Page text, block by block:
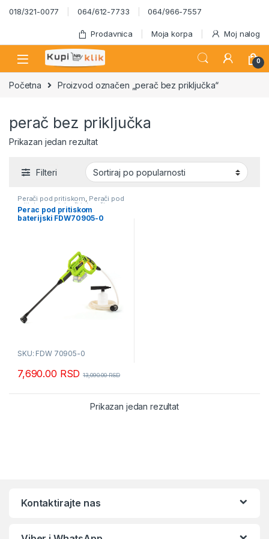
Skip to navigation
Skip to content
018/321-0077 064/612-7733 064/966-7557
Prodavnica Moja korpa Moj nalog
0
Početna Proizvod označen „perač bez priključka“
perač bez priključka
Prikazan jedan rezultat
Filteri
Perači pod pritiskom, Perači pod
pritiskom usisivači i duvači
Perac pod pritiskom
baterijski FDW70905-0
SKU: FDW 70905-0
7,690.00 RSD 13,090.00RSD
Prikazan jedan rezultat
Kontaktirajte nas